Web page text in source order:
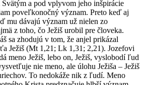
a pod vplyvom jeho inšpirácie
poveľkonočný význam. Preto keď aj
mu dávajú význam už nielen zo
z toho, čo Ježiš urobil pre človeka.
sa zhodujú v tom, že anjel prikázal
Ježiš (Mt 1,21; Lk 1,31; 2,21). Jozefovi
meno Ježiš, lebo on, Ježiš, vyslobodí ľud
nie meno, ale úlohu Ježiša – Ježiš
To nedokáže nik z ľudí. Meno